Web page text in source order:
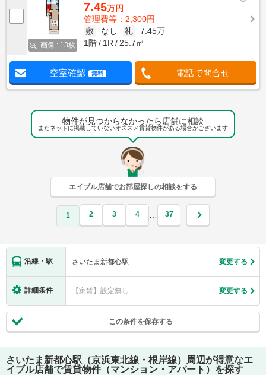
画像 : 13枚
7.45万円
管理費等：2,300円
敷
なし 礼
7.45万
1階
1R 25.7㎡
空室確認 無料 電話で問合せ
物件が見つからなかったら店舗に相談
まだネットに掲載していないオススメ賃貸物件がある場合がございます
エイブル店舗でお部屋探しの相談をする
1 2 3 4 … 37
沿線・駅 さいたま新都心駅 変更する
詳細条件 【家賃】設定無し 変更する
この条件を保存する
さいたま新都心駅（京浜東北線・根岸線）
周辺が得意なエ
イブル店舗で賃貸物件（マンション・アパート）を探す